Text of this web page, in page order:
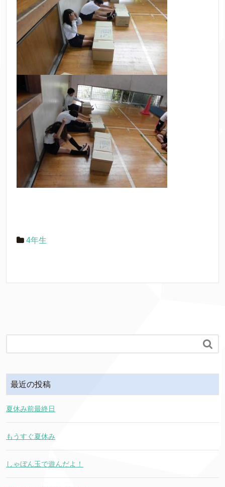
4年生

最近の投稿
夏休み前最終日
もうすぐ夏休み
しゃぼん玉で遊んだよ！